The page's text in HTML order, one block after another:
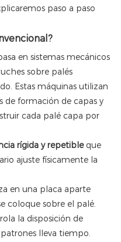
paso a paso
en sistemas mecánicos
sobre palés
Estas máquinas utilizan
de formación de capas y
cada palé capa por
rígida y repetible que
ajuste físicamente la
en una placa aparte
coloque sobre el palé.
la disposición de
lleva tiempo.